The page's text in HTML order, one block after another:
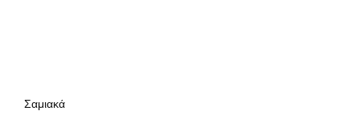
Σαμιακά